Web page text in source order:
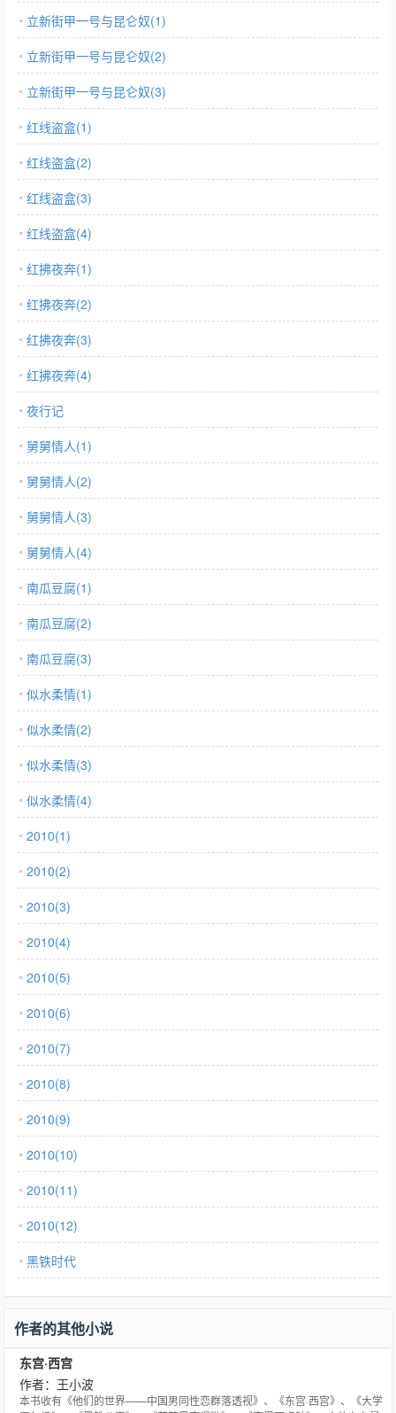
立新街甲一号与昆仑奴(1)
立新街甲一号与昆仑奴(2)
立新街甲一号与昆仑奴(3)
红线盗盒(1)
红线盗盒(2)
红线盗盒(3)
红线盗盒(4)
红拂夜奔(1)
红拂夜奔(2)
红拂夜奔(3)
红拂夜奔(4)
夜行记
舅舅情人(1)
舅舅情人(2)
舅舅情人(3)
舅舅情人(4)
南瓜豆腐(1)
南瓜豆腐(2)
南瓜豆腐(3)
似水柔情(1)
似水柔情(2)
似水柔情(3)
似水柔情(4)
2010(1)
2010(2)
2010(3)
2010(4)
2010(5)
2010(6)
2010(7)
2010(8)
2010(9)
2010(10)
2010(11)
2010(12)
黑铁时代
作者的其他小说
东宫·西宫
作者：王小波
本书收有《他们的世界——中国男同性恋群落透视》、《东宫·西宫》、《大学